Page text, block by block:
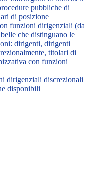
pubbliche di
di posizione
funzioni dirigenziali (da
che distinguano le
dirigenti, dirigenti
titolari di
con funzioni
dirigenziali discrezionali
disponibili